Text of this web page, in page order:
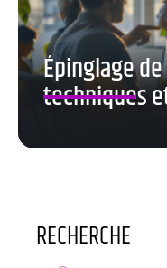
Épinglage
techniques
RECHERCHE